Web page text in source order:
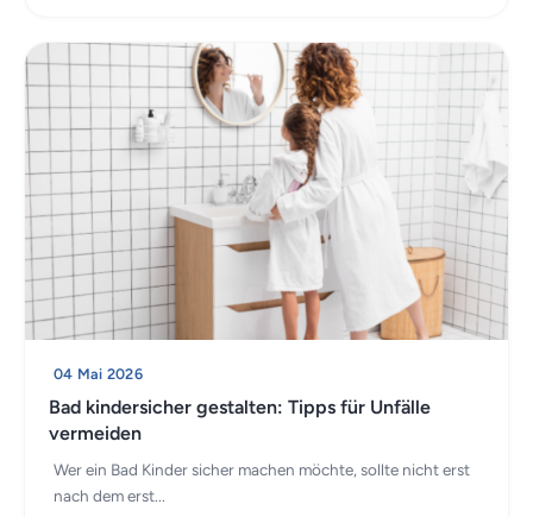
04 Mai 2026
Bad kindersicher gestalten: Tipps für Unfälle
vermeiden
Wer ein Bad Kinder sicher machen möchte, sollte nicht erst
nach dem erst...